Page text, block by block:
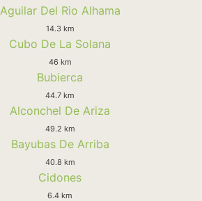
Aguilar Del Rio Alhama
14.3 km
Cubo De La Solana
46 km
Bubierca
44.7 km
Alconchel De Ariza
49.2 km
Bayubas De Arriba
40.8 km
Cidones
6.4 km